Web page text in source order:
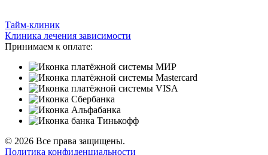
Тайм-клиник
Клиника лечения зависимости
Принимаем к оплате:
© 2026 Все права защищены.
Политика конфиденциальности